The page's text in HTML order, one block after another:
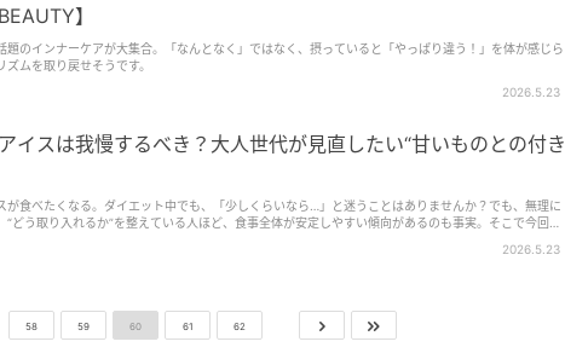
】
題のインナーケアが大集合。「なんとなく」ではなく、摂っていると「やっぱり違う！」を体が感じら
ムを取り戻せそうです。
2026.5.23
イスは我慢するべき？大人世代が見直したい“甘いものとの付き
が食べたくなる。ダイエット中でも、「少しくらいなら…」と迷うことはありませんか？でも、無理に
“どう取り入れるか”を整えている人ほど、食事全体が安定しやすい傾向があるのも事実。そこで今回
2026.5.23
58 59 60 61 62